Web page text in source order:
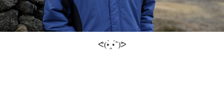
ᕙ(•̀‸•́‶)ᕗ